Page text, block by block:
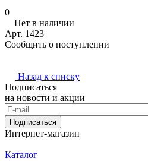
0
Нет в наличии
Арт. 1423
Сообщить о поступлении
Назад к списку
Подписаться
на новости и акции
Подписаться
Интернет-магазин
Каталог